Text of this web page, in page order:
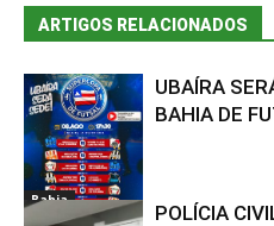
ARTIGOS RELACIONADOS
Bahia
UBAÍRA
BAHIA DE
POLÍCIA